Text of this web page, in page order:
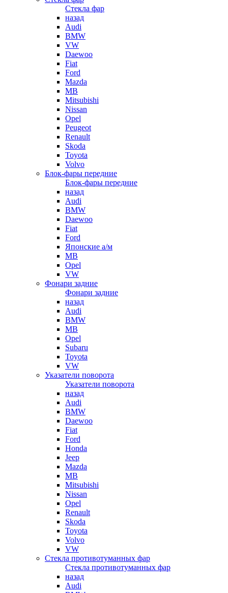
Стекла фар
назад
Audi
BMW
VW
Daewoo
Fiat
Ford
Mazda
MB
Mitsubishi
Nissan
Opel
Peugeot
Renault
Skoda
Toyota
Volvo
Блок-фары передние
Блок-фары передние
назад
Audi
BMW
Daewoo
Fiat
Ford
Японские а/м
MB
Opel
VW
Фонари задние
Фонари задние
назад
Audi
BMW
MB
Opel
Subaru
Toyota
VW
Указатели поворота
Указатели поворота
назад
Audi
BMW
Daewoo
Fiat
Ford
Honda
Jeep
Mazda
MB
Mitsubishi
Nissan
Opel
Renault
Skoda
Toyota
Volvo
VW
Стекла противотуманных фар
Стекла противотуманных фар
назад
Audi